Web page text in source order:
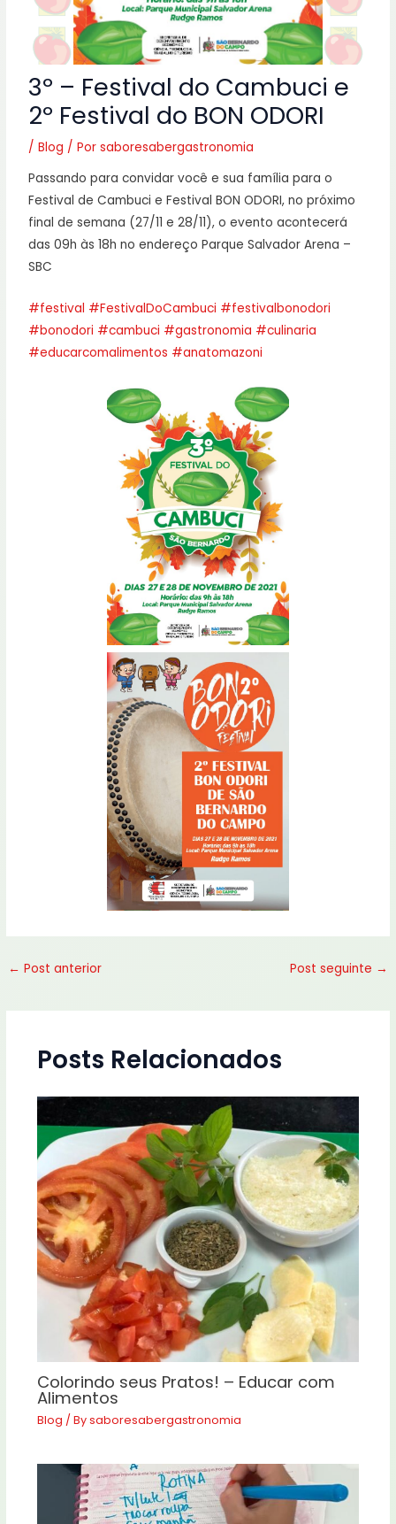
3º – Festival do Cambuci e
2º Festival do BON ODORI
/Blog / Porsaboresabergastronomia
Passando para convidar você e sua família para o
Festival de Cambuci e Festival BON ODORI, no próximo
final de semana (27/11 e 28/11), o evento acontecerá
das 09h às 18h no endereço Parque Salvador Arena –
SBC
#festival #FestivalDoCambuci #festivalbonodori
#bonodori #cambuci #gastronomia #culinaria
#educarcomalimentos #anatomazoni
← Post anterior Post seguinte →
Posts Relacionados
Colorindo seus Pratos! – Educar com
Alimentos
Blog / Bysaboresabergastronomia